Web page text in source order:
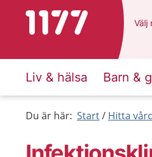
Till startsidan för 1177 Välj
Liv & hälsa Barn &
Du är här: Start Hitta